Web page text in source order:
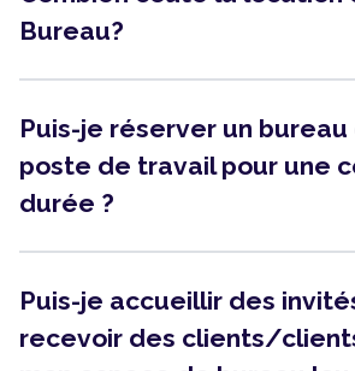
Bureau?
Puis-je réserver un bureau
poste de travail pour une
durée ?
Puis-je accueillir des
recevoir des clients/